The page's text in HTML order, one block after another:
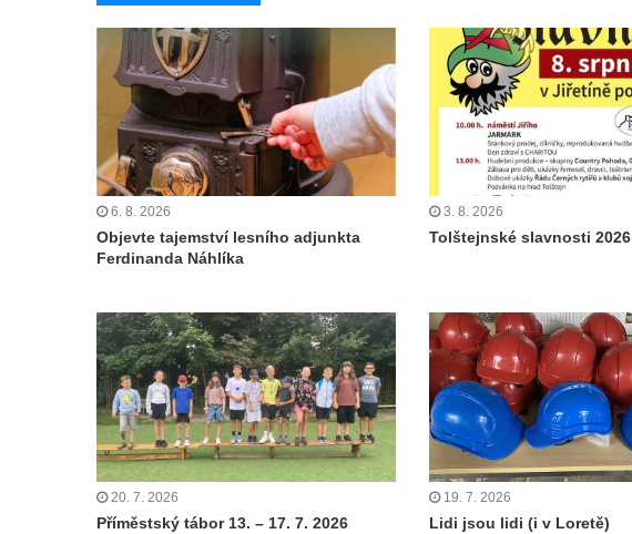
6. 8. 2026
Objevte tajemství lesního adjunkta
Ferdinanda Náhlíka
3. 8. 2026
Tolštejnské slavnosti 2026
20. 7. 2026
Příměstský tábor 13. – 17. 7. 2026
19. 7. 2026
Lidi jsou lidi (i v Loretě)